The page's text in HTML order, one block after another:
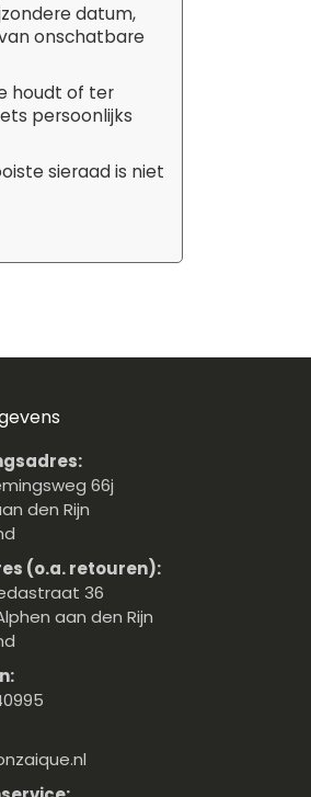
datum,
onschatbare
houdt of ter
persoonlijks
sieraad is niet
66j
den Rijn
(o.a. retouren):
36
aan den Rijn